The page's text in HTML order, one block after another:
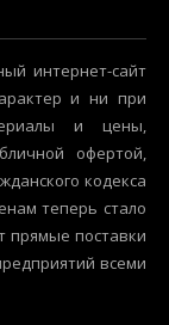
интернет-сайт
и ни при
и цены,
офертой,
кодекса
теперь стало
прямые поставки
всеми